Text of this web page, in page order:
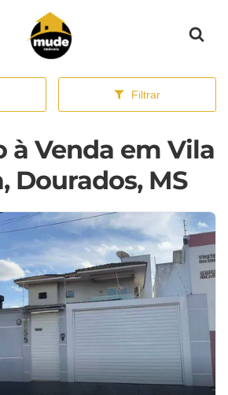
Página inicial
Filtrar
à Venda em Vila
Dourados, MS